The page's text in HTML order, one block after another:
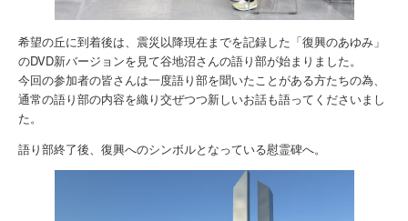
希望の丘に到着後は、震災以降現在までを記録した「復興のあゆみ」
のDVD新バージョンを見て谷地沼さんの語り部が始まりました。
今回の参加者の皆さんは一度語り部を聞いたことがある方たちの為、
通常の語り部の内容を織り交ぜつつ新しいお話も語ってくださいまし
た。
語り部終了後、復興へのシンボルとなっている慰霊碑へ。